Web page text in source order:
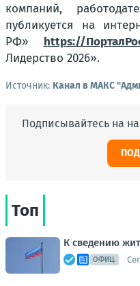
компаний,
публикуется на
РФ» https://
Лидерство 2026».
Источник: Канал в МАКС
Подписывайтесь на
Топ
К сведению
ОФИЦ.